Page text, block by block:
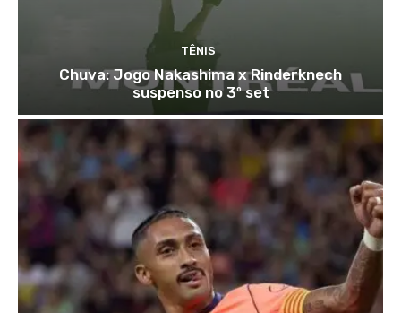
TÊNIS
Chuva: Jogo Nakashima x Rinderknech
suspenso no 3º set